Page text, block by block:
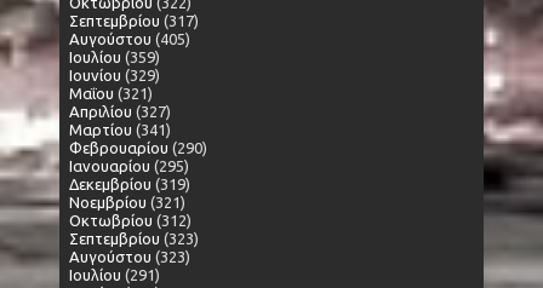
Σεπτεμβρίου (317)
Αυγούστου (405)
Ιουλίου (359)
Ιουνίου (329)
Μαΐου (321)
Απριλίου (327)
Μαρτίου (341)
Φεβρουαρίου (290)
Ιανουαρίου (295)
Δεκεμβρίου (319)
Νοεμβρίου (321)
Οκτωβρίου (312)
Σεπτεμβρίου (323)
Αυγούστου (323)
Ιουλίου (291)